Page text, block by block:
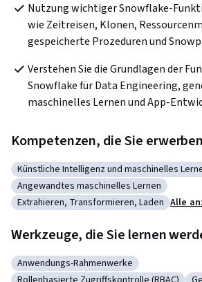
Nutzung wichtiger Snowflake-
wie Zeitreisen, Klonen,
gespeicherte Prozeduren und
Verstehen Sie die Grundlagen der
Snowflake für Data Engineering,
maschinelles Lernen und App-
Kompetenzen, die Sie erwerben
Kategorie: Künstliche Intelligenz und
Künstliche Intelligenz und maschinelles
Kategorie: Angewandtes maschinelles
Angewandtes maschinelles Lernen
Kategorie: Extrahieren,
Extrahieren, Transformieren, Laden Alle
Werkzeuge, die Sie lernen
Kategorie: Anwendungs-Rahmenwerke
Anwendungs-Rahmenwerke